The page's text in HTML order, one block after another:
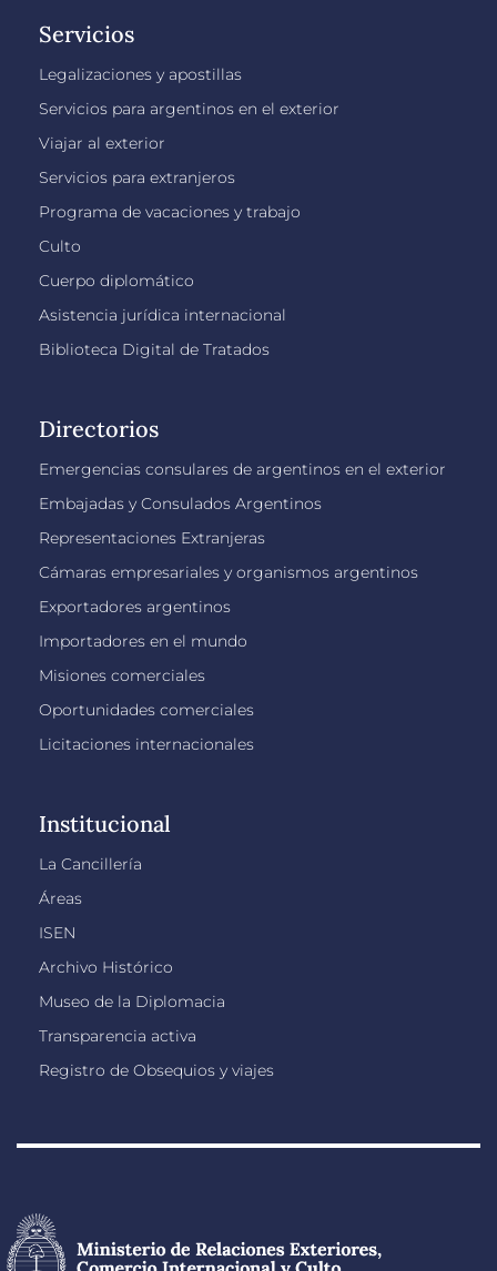
Servicios
Legalizaciones y apostillas
Servicios para argentinos en el exterior
Viajar al exterior
Servicios para extranjeros
Programa de vacaciones y trabajo
Culto
Cuerpo diplomático
Asistencia jurídica internacional
Biblioteca Digital de Tratados
Directorios
Emergencias consulares de argentinos en el exterior
Embajadas y Consulados Argentinos
Representaciones Extranjeras
Cámaras empresariales y organismos argentinos
Exportadores argentinos
Importadores en el mundo
Misiones comerciales
Oportunidades comerciales
Licitaciones internacionales
Institucional
La Cancillería
Áreas
ISEN
Archivo Histórico
Museo de la Diplomacia
Transparencia activa
Registro de Obsequios y viajes